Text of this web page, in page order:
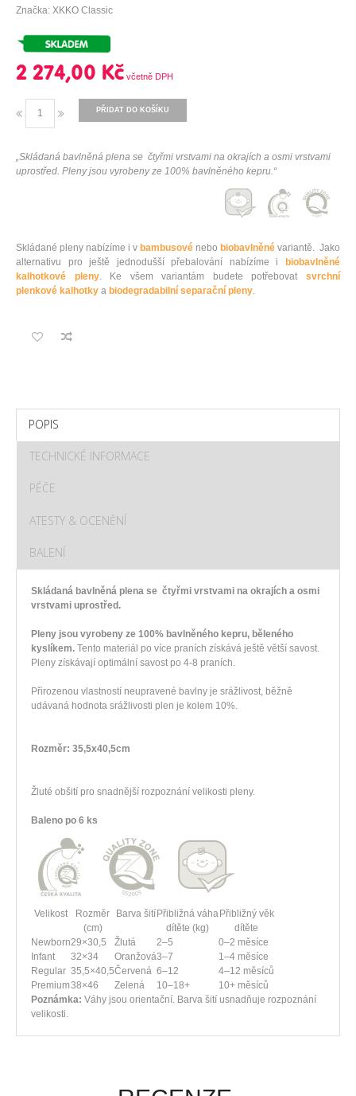
Značka: XKKO Classic
2 274,00 Kč
PŘIDAT DO KOŠÍKU
„Skládaná bavlněná plena se čtyřmi vrstvami na okrajích a osmi vrstvami
uprostřed. Pleny jsou vyrobeny ze 100% bavlněného kepru.“
Skládané pleny nabízíme i v bambusové nebo biobavlněné variantě. Jako
alternativu pro ještě jednodušší přebalování nabízíme i
biobavlněné
kalhotkové pleny. Ke všem variantám budete potřebovatsvrchní
plenkové kalhotky a biodegradabilní separační pleny.
POPIS
TECHNICKÉ INFORMACE
PÉČE
ATESTY & OCENĚNÍ
BALENÍ
Skládaná bavlněná plena se čtyřmi vrstvami na okrajích a osmi
vrstvami uprostřed.
Pleny jsou vyrobeny ze 100% bavlněného kepru, běleného
kyslíkem. Tento materiál po více praních získává ještě větší savost.
Pleny získávají optimální savost po 4-8 praních.
Přirozenou vlastností neupravené bavlny je srážlivost, běžně
udávaná hodnota srážlivosti plen je kolem 10%.
Rozměr: 35,5x40,5cm
Žluté obšití pro snadnější rozpoznání velikosti pleny.
Baleno po 6 ks
Velikost
Rozměr
(cm)
Barva šití Přibližná váha
dítěte (kg)
Přibližný věk
dítěte
Newborn29×30,5 Žlutá 2–5
0–2 měsíce
Infant
32×34 Oranžová3–7
1–4 měsíce
Regular 35,5×40,5Červená 6–12
4–12 měsíců
Premium38×46 Zelená 10–18+
10+ měsíců
Poznámka: Váhy jsou orientační. Barva šití usnadňuje rozpoznání
velikosti.